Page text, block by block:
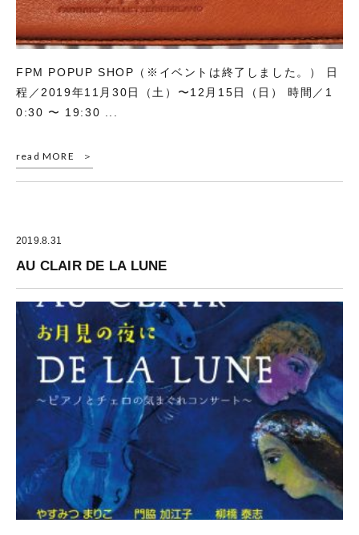
FPM POPUP SHOP（※イベントは終了しました。） 日
程／2019年11月30日（土）〜12月15日（日） 時間／1
0:30 〜 19:30 ...
read MORE
2019.8.31
AU CLAIR DE LA LUNE